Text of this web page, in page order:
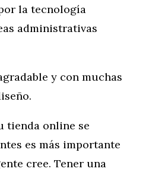
la tecnología
administrativas
y con muchas
tienda online se
es más importante
cree. Tener una